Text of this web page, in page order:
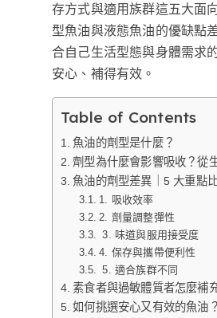
存方式與適用族群這五大面
型魚油與液態魚油的優缺點
合自己生活型態與身體需求
安心、補得有效。
Table of Contents
魚油的劑型是什麼？
劑型為什麼會影響吸收？從
魚油的劑型差異｜5 大重點
1. 吸收效率
2. 劑量調整彈性
3. 味道與服用接受度
4. 保存與攜帶便利性
5. 適合族群不同
素食者與過敏體質者怎麼補
如何挑選安心又有效的魚油